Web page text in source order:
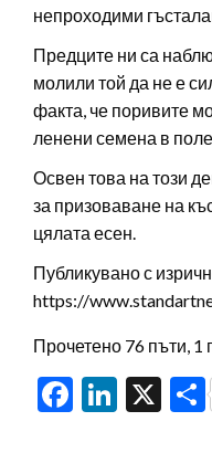
непроходими
Предците ни са
молили той да не е
факта, че поривите
ленени семена в
Освен това на този
за призоваване на
цялата есен.
Публикувано с
https://
Прочетено 76 пъти, 1
Facebook
X